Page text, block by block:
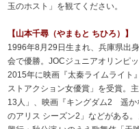
玉のホスト」を観てください。
【山本千尋（やまもと ちひろ）】
1996年8月29日生まれ、兵庫県出
会で優勝。JOCジュニアオリンピ
2015年に映画『太秦ライムライト
ストアクション女優賞」を受賞。
13人」、映画『キングダム2 遥か
のアリス シーズン2」などがある